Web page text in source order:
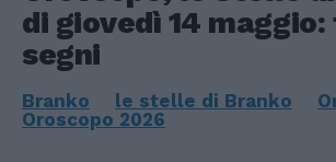
di giovedì 14
segni
Branko le stelle di Branko
Oroscopo 2026